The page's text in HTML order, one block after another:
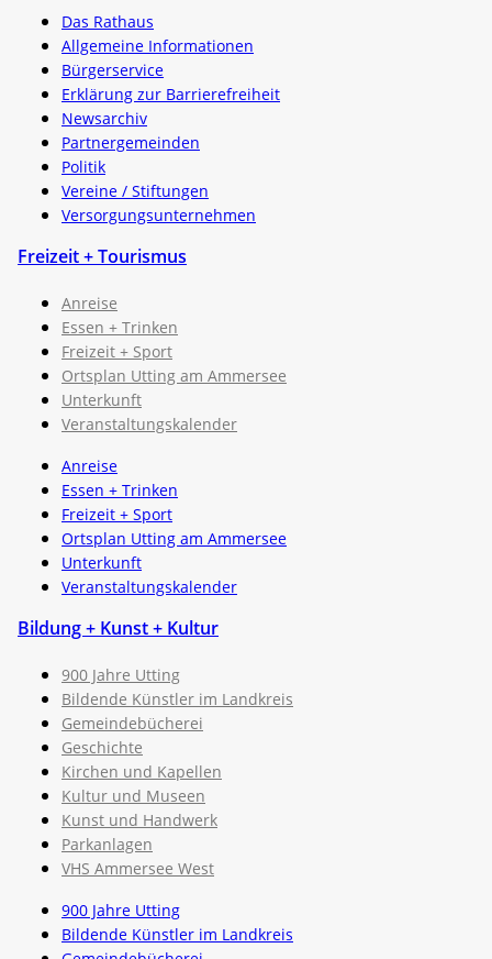
Das Rathaus
Allgemeine Informationen
Bürgerservice
Erklärung zur Barrierefreiheit
Newsarchiv
Partnergemeinden
Politik
Vereine / Stiftungen
Versorgungsunternehmen
Freizeit + Tourismus
Anreise
Essen + Trinken
Freizeit + Sport
Ortsplan Utting am Ammersee
Unterkunft
Veranstaltungskalender
Anreise
Essen + Trinken
Freizeit + Sport
Ortsplan Utting am Ammersee
Unterkunft
Veranstaltungskalender
Bildung + Kunst + Kultur
900 Jahre Utting
Bildende Künstler im Landkreis
Gemeindebücherei
Geschichte
Kirchen und Kapellen
Kultur und Museen
Kunst und Handwerk
Parkanlagen
VHS Ammersee West
900 Jahre Utting
Bildende Künstler im Landkreis